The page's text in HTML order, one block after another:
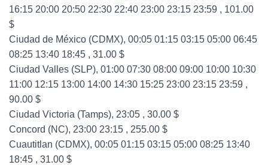
16:15 20:00 20:50 22:30 22:40 23:00 23:15 23:59 , 101.00
$
Ciudad de México (CDMX), 00:05 01:15 03:15 05:00 06:45
08:25 13:40 18:45 , 31.00 $
Ciudad Valles (SLP), 01:00 07:30 08:00 09:00 10:00 10:30
11:00 12:15 13:00 14:00 14:30 15:25 23:00 23:15 23:59 ,
90.00 $
Ciudad Victoria (Tamps), 23:05 , 30.00 $
Concord (NC), 23:00 23:15 , 255.00 $
Cuautitlan (CDMX), 00:05 01:15 03:15 05:00 08:25 13:40
18:45 , 31.00 $